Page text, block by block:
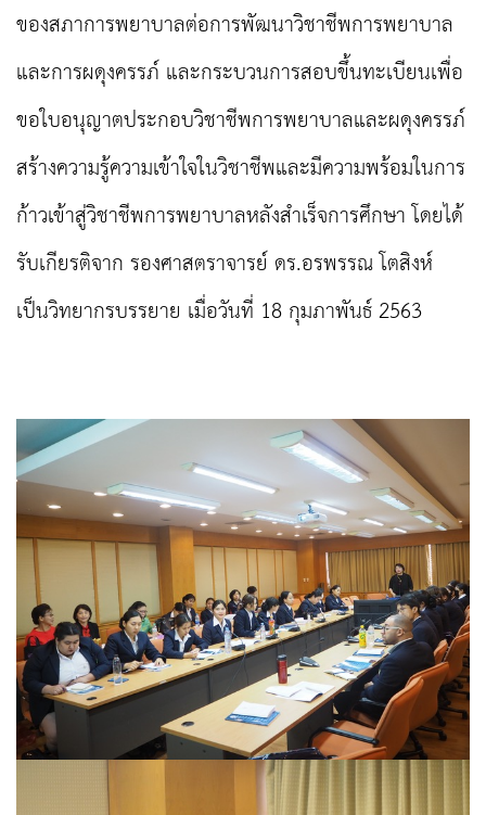
ของสภาการพยาบาลต่อการพัฒนาวิชาชีพการพยาบาล
และการผดุงครรภ์ และกระบวนการสอบขึ้นทะเบียนเพื่อ
ขอใบอนุญาตประกอบวิชาชีพการพยาบาลและผดุงครรภ์
สร้างความรู้ความเข้าใจในวิชาชีพและมีความพร้อมในการ
ก้าวเข้าสู่วิชาชีพการพยาบาลหลังสำเร็จการศึกษา โดยได้
รับเกียรติจาก รองศาสตราจารย์ ดร.อรพรรณ โตสิงห์
เป็นวิทยากรบรรยาย เมื่อวันที่ 18กุมภาพันธ์2563